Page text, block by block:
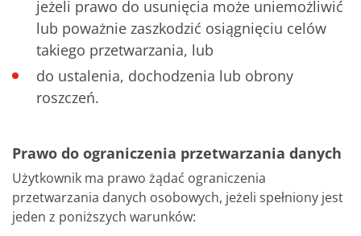
jeżeli prawo do usunięcia może uniemożliwić
lub poważnie zaszkodzić osiągnięciu celów
takiego przetwarzania, lub
do ustalenia, dochodzenia lub obrony
roszczeń.
Prawo do ograniczenia przetwarzania danych
Użytkownik ma prawo żądać ograniczenia
przetwarzania danych osobowych, jeżeli spełniony jest
jeden z poniższych warunków: